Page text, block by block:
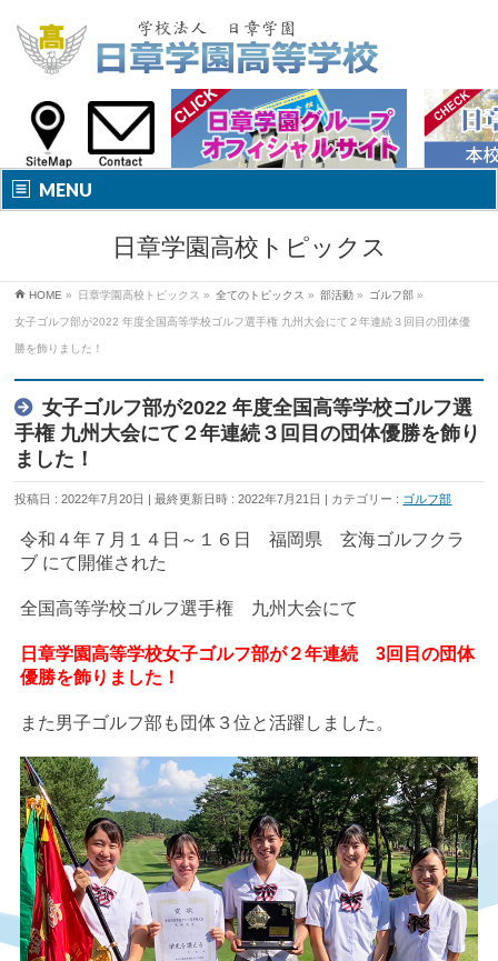
MENU
日章学園高校トピックス
HOME » 日章学園高校トピックス » 全てのトピックス » 部活動 » ゴルフ部 »
女子ゴルフ部が2022 年度全国高等学校ゴルフ選手権 九州大会にて２年連続３回目の団体優
勝を飾りました！
女子ゴルフ部が2022 年度全国高等学校ゴルフ選
手権 九州大会にて２年連続３回目の団体優勝を飾り
ました！
投稿日 : 2022年7月20日 最終更新日時 : 2022年7月21日 カテゴリー : ゴルフ部
令和４年７月１４日～１６日 福岡県 玄海ゴルフクラ
ブ にて開催された
全国高等学校ゴルフ選手権 九州大会にて
日章学園高等学校女子ゴルフ部が２年連続 3回目の団体
優勝を飾りました！
また男子ゴルフ部も団体３位と活躍しました。